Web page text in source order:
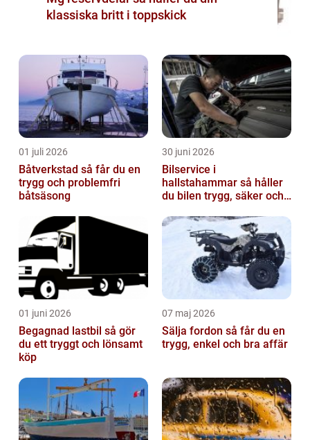
klassiska britt i toppskick
01 juli 2026
Båtverkstad så får du en
trygg och problemfri
båtsäsong
30 juni 2026
Bilservice i
hallstahammar så håller
du bilen trygg, säker och
01 juni 2026
Begagnad lastbil så gör
du ett tryggt och lönsamt
köp
07 maj 2026
Sälja fordon så får du en
trygg, enkel och bra affär